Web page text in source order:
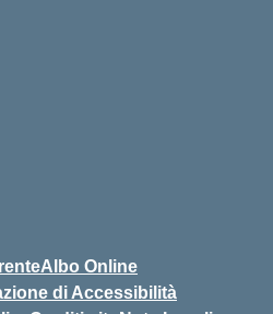
Albo Online
di Accessibilità